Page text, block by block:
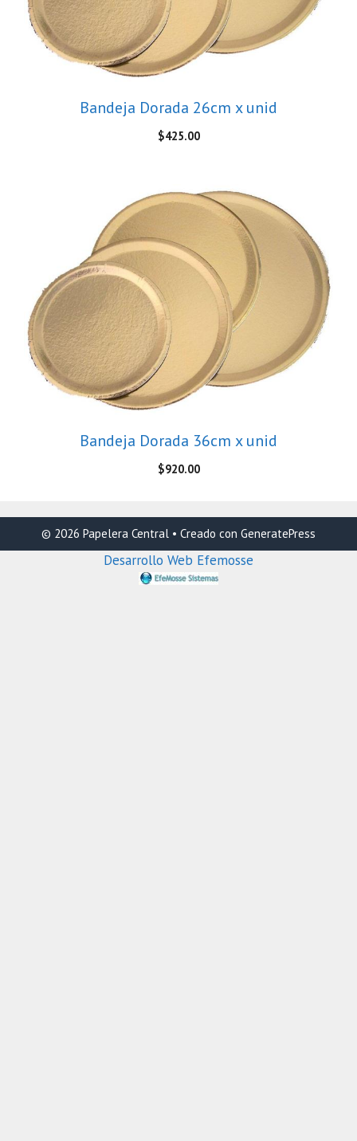
Bandeja Dorada 26cm x unid
$425.00
Bandeja Dorada 36cm x unid
$920.00
© 2026 Papelera Central • Creado con GeneratePress
Desarrollo Web Efemosse